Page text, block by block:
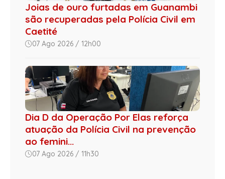
Joias de ouro furtadas em Guanambi
são recuperadas pela Polícia Civil em
Caetité
07 Ago 2026 / 12h00
Dia D da Operação Por Elas reforça
atuação da Polícia Civil na prevenção
ao femini...
07 Ago 2026 / 11h30